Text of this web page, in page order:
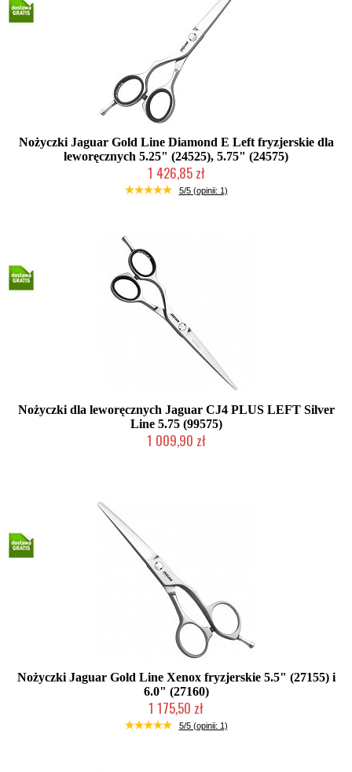
Nożyczki Jaguar Gold Line Diamond E Left fryzjerskie dla
leworęcznych 5.25" (24525), 5.75" (24575)
1 426,85 zł
Duża ilość (wysyłka w 24h)
5/5 (opinii: 1)
Nożyczki dla leworęcznych Jaguar CJ4 PLUS LEFT Silver
Line 5.75 (99575)
1 009,90 zł
Nożyczki Jaguar Gold Line Xenox fryzjerskie 5.5" (27155) i
6.0" (27160)
1 175,50 zł
2-5 dni roboczych
5/5 (opinii: 1)